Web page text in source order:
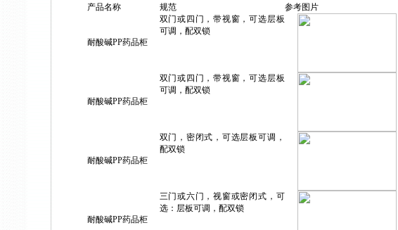
产品名称 规范 参考图片
耐酸碱PP药品柜
双门或四门，带视窗，可选层板
可调，配双锁
耐酸碱PP药品柜
双门或四门，带视窗，可选层板
可调，配双锁
耐酸碱PP药品柜
双门，密闭式，可选层板可调，
配双锁
耐酸碱PP药品柜
三门或六门，视窗或密闭式，可
选：层板可调，配双锁